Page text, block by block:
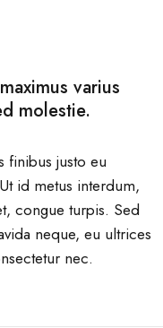
varius
molestie.
finibus justo eu
id metus interdum,
congue turpis. Sed
neque, eu ultrices
nec.